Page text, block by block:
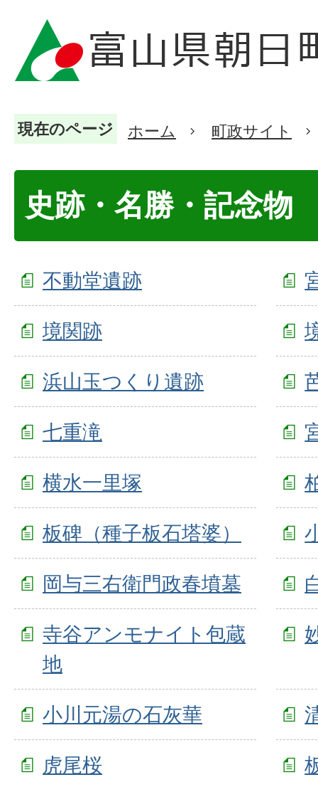
現在のページ ホーム 町政サイト
史跡・名勝・記念物
不動堂遺跡
境関跡
浜山玉つくり遺跡
七重滝
横水一里塚
板碑（種子板石塔婆）
岡与三右衛門政春墳墓
寺谷アンモナイト包蔵
地
小川元湯の石灰華
虎尾桜